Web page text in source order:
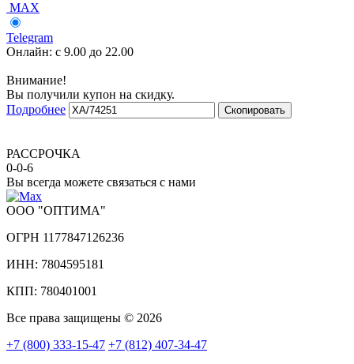
MAX
Telegram
Онлайн: с 9.00 до 22.00
Внимание!
Вы получили купон на скидку.
Подробнее
Скопировать
РАССРОЧКА
0-0-6
Вы всегда можете связаться с нами
ООО "ОПТИМА"
ОГРН 1177847126236
ИНН: 7804595181
КПП: 780401001
Все права защищены © 2026
+7 (800) 333-15-47 +7 (812) 407-34-47